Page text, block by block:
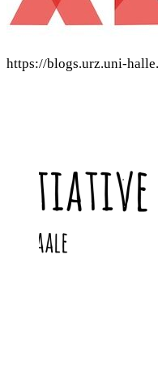
https://blogs.urz.uni-